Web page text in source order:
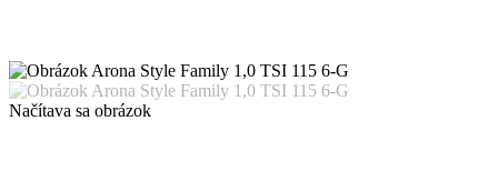
Načítava sa obrázok